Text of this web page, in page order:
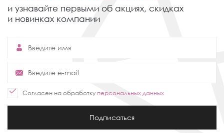
и узнавайте первыми об акциях, скидках
и новинках компании
Согласен на обработку персональных данных
Подписаться